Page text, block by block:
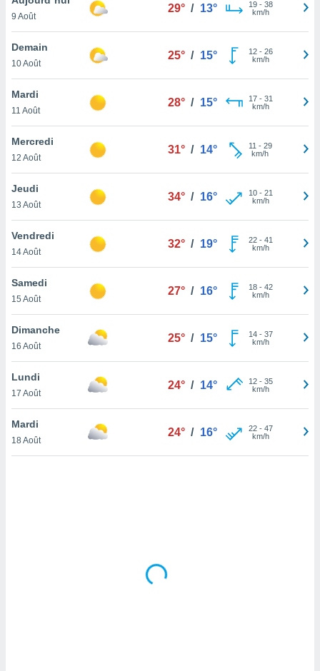
et
»,
au
vous
qu'ils
ou
le
ainsi
un
la
du
en
de
9 Août
29° / 13° 19- 38
km/h
Demain
10 Août
25° / 15° 12- 26
km/h
Mardi
11 Août
28° / 15° 17- 31
km/h
Mercredi
12 Août
31° / 14° 11 - 29
km/h
Jeudi
13 Août
34° / 16° 10- 21
km/h
Vendredi
14 Août
32° / 19° 22- 41
km/h
Samedi
15 Août
27° / 16° 18- 42
km/h
Dimanche
16 Août
25° / 15° 14- 37
km/h
Lundi
17 Août
24° / 14° 12- 35
km/h
Mardi
18 Août
24° / 16° 22- 47
km/h